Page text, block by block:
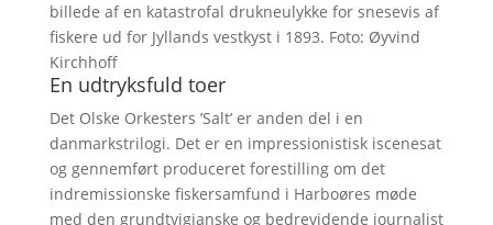
billede af en katastrofal drukneulykke for snesevis af
fiskere ud for Jyllands vestkyst i 1893. Foto: Øyvind
Kirchhoff
En udtryksfuld toer
Det Olske Orkesters ’Salt’ er anden del i en
danmarkstrilogi. Det er en impressionistisk iscenesat
og gennemført produceret forestilling om det
indremissionske fiskersamfund i Harboøres møde
med den grundtvigianske og bedrevidende journalist